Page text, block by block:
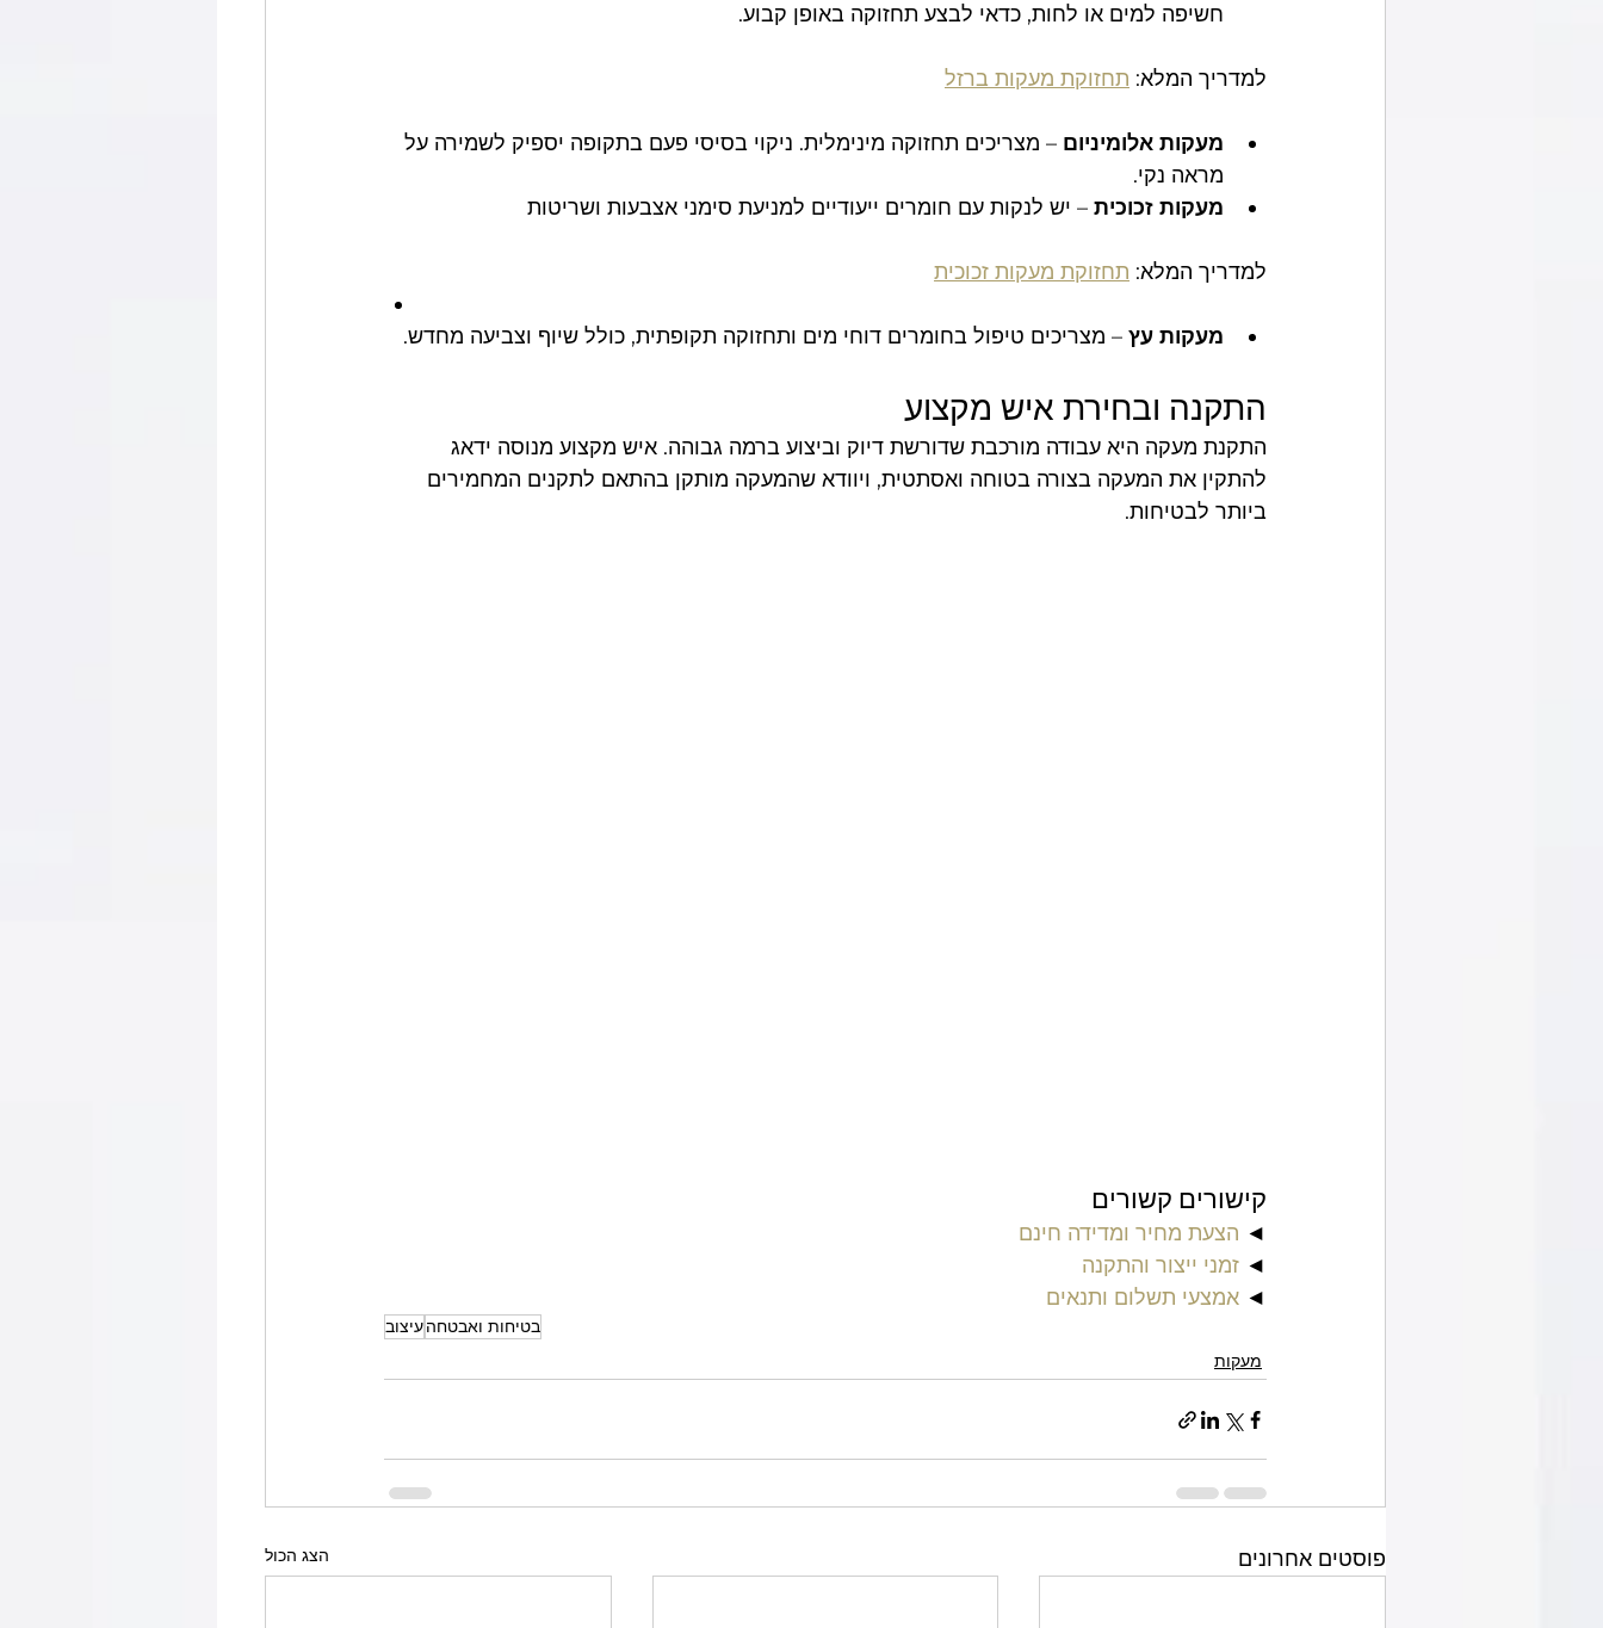
חשיפה למים או לחות, כדאי לבצע תחזוקה באופן קבוע.
למדריך המלא: תחזוקת מעקות ברזל
מעקות אלומיניום – מצריכים תחזוקה מינימלית. ניקוי בסיסי פעם בתקופה יספיק לשמירה על
מראה נקי.
מעקות זכוכית – יש לנקות עם חומרים ייעודיים למניעת סימני אצבעות ושריטות
למדריך המלא: תחזוקת מעקות זכוכית
מעקות עץ – מצריכים טיפול בחומרים דוחי מים ותחזוקה תקופתית, כולל שיוף וצביעה מחדש.
התקנה ובחירת איש מקצוע
התקנת מעקה היא עבודה מורכבת שדורשת דיוק וביצוע ברמה גבוהה. איש מקצוע מנוסה ידאג
להתקין את המעקה בצורה בטוחה ואסתטית, ויוודא שהמעקה מותקן בהתאם לתקנים המחמירים
ביותר לבטיחות.
קישורים קשורים
◄ הצעת מחיר ומדידה חינם
◄ זמני ייצור והתקנה
◄ אמצעי תשלום ותנאים
בטיחות ואבטחהעיצוב
מעקות
פוסטים אחרונים הצג הכול